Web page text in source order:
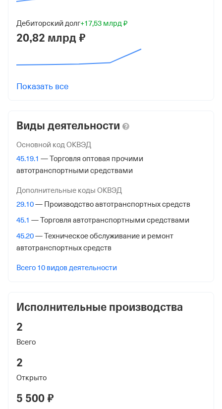
1145024002310
КПП
Налоговая
Межрайонная Инспекция Федеральной Налоговой
Адрес налоговой
144000,Россия,Московская Обл, Электросталь гор.,
Внебюджетные фонды
Регистрационный номер в ПФР
Наименование территориального органа
Отделение Фонда Пенсионного и Социального
Регистрационный номер ФссРФ
1045140751
Дата регистрации
Дебиторский долг+17,53 млрд ₽
20,82 млрд ₽
Показать все
Виды деятельности
Основной код ОКВЭД
45.19.1 — Торговля оптовая прочими
автотранспортными средствами
Дополнительные коды ОКВЭД
29.10— Производство автотранспортных средств
45.1 — Торговля автотранспортными средствами
45.20— Техническое обслуживание и ремонт
автотранспортных средств
Всего 10 видов деятельности
Исполнительные производства
2
Всего
2
Открыто
5 500 ₽